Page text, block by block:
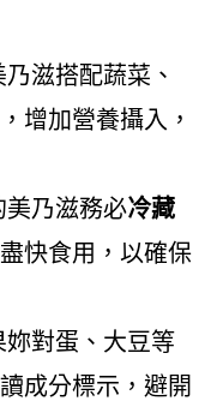
乃滋搭配蔬菜、
增加營養攝入，
美乃滋務必冷藏
快食用，以確保
妳對蛋、大豆等
成分標示，避開